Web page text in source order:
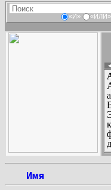
«И» «ИЛИ»
Имя